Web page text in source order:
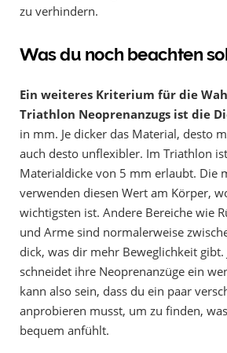
zu verhindern.
Was du noch beachten
Ein weiteres Kriterium für die
Triathlon Neoprenanzugs ist die
in mm. Je dicker das Material, desto
auch desto unflexibler. Im Triathlon
Materialdicke von 5 mm erlaubt. Die
verwenden diesen Wert am Körper,
wichtigsten ist. Andere Bereiche wie
und Arme sind normalerweise
dick, was dir mehr Beweglichkeit gibt.
schneidet ihre Neoprenanzüge ein
kann also sein, dass du ein paar
anprobieren musst, um zu finden,
bequem anfühlt.